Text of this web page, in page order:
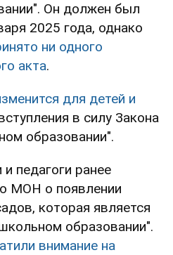
Он должен был
2025 года, однако
ни одного
акта.
для детей и
в силу Закона
образовании".
педагоги ранее
МОН о появлении
которая является
образовании".
внимание на